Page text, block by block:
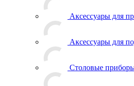
Аксессуары для
Аксессуары для
Столовые